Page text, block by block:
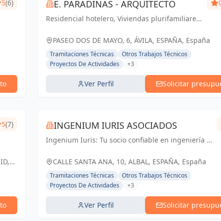
5(6) E. PARADINAS - ARQUITECTO
Residencial hotelero, Viviendas plurifamiliares,
protegidas.
PASEO DOS DE MAYO, 6, ÁVILA, ESPAÑA, España
Tramitaciones Técnicas
Otros Trabajos Técnicos
Proyectos De Actividades
+3
Ver Perfil Solicitar
5(7) INGENIUM IURIS ASOCIADOS
Ingenium Iuris: Tu socio confiable en ingeniería y
profesionales para proyectos exitosos.
CALLE SANTA ANA, 10, ALBAL, ESPAÑA, España
Tramitaciones Técnicas
Otros Trabajos Técnicos
Proyectos De Actividades
+3
Ver Perfil Solicitar